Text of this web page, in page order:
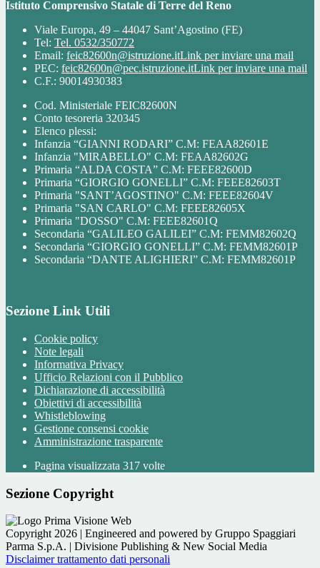
Istituto Comprensivo Statale di Terre del Reno
Viale Europa, 49 – 44047 Sant’Agostino (FE)
Tel: Tel. 0532/350772
Email: feic82600n@istruzione.itLink per inviare una mail
PEC: feic82600n@pec.istruzione.itLink per inviare una mail
C.F.: 90014930383
Cod. Ministeriale FEIC82600N
Conto tesoreria 320345
Elenco plessi:
Infanzia “GIANNI RODARI” C.M: FEAA82601E
Infanzia "MIRABELLO" C.M: FEAA82602G
Primaria “ALDA COSTA” C.M: FEEE82600D
Primaria “GIORGIO GONELLI” C.M: FEEE82603T
Primaria "SANT’AGOSTINO" C.M: FEEE82604V
Primaria "SAN CARLO" C.M: FEEE82605X
Primaria "DOSSO" C.M: FEEE82601Q
Secondaria “GALILEO GALILEI” C.M: FEMM82602Q
Secondaria “GIORGIO GONELLI” C.M: FEMM82601P
Secondaria “DANTE ALIGHIERI” C.M: FEMM82601P
Sezione Link Utili
Cookie policy
Note legali
Informativa Privacy
Ufficio Relazioni con il Pubblico
Dichiarazione di accessibilità
Obiettivi di accessibilità
Whistleblowing
Gestione consensi cookie
Amministrazione trasparente
Pagina visualizzata 317 volte
Sezione Copyright
Copyright 2026 | Engineered and powered by Gruppo Spaggiari
Parma S.p.A. | Divisione Publishing & New Social Media
Disclaimer trattamento dati personali